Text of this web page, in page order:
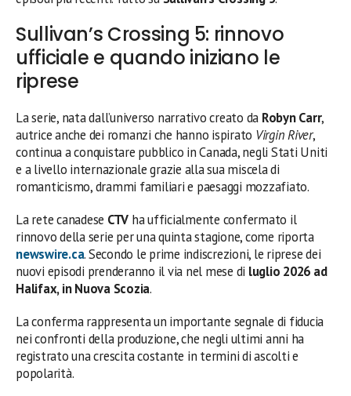
Sullivan’s Crossing 5: rinnovo
ufficiale e quando iniziano le
riprese
La serie, nata dall’universo narrativo creato da Robyn Carr,
autrice anche dei romanzi che hanno ispirato Virgin River,
continua a conquistare pubblico in Canada, negli Stati Uniti
e a livello internazionale grazie alla sua miscela di
romanticismo, drammi familiari e paesaggi mozzafiato.
La rete canadese CTV ha ufficialmente confermato il
rinnovo della serie per una quinta stagione, come riporta
newswire.ca. Secondo le prime indiscrezioni, le riprese dei
nuovi episodi prenderanno il via nel mese di luglio 2026 ad
Halifax, in Nuova Scozia.
La conferma rappresenta un importante segnale di fiducia
nei confronti della produzione, che negli ultimi anni ha
registrato una crescita costante in termini di ascolti e
popolarità.